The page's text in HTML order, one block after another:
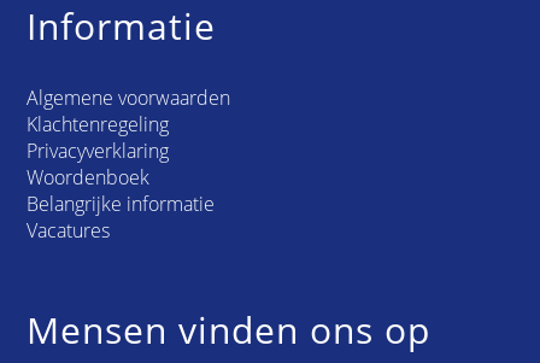
Informatie
Algemene voorwaarden
Klachtenregeling
Privacyverklaring
Woordenboek
Belangrijke informatie
Vacatures
Mensen vinden ons op